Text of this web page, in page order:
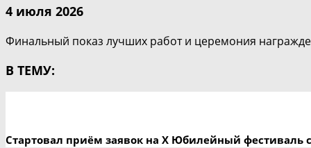
4 июля 2026
Финальный показ лучших работ и церемония
В ТЕМУ:
Стартовал приём заявок на X Юбилейный фестиваль